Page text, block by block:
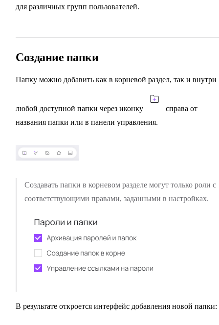
для различных групп пользователей.
Создание папки
Папку можно добавить как в корневой раздел, так и внутри
любой доступной папки через иконку
справа от
названия папки или в панели управления.
Создавать папки в корневом разделе могут только роли с
соответствующими правами, заданными в настройках.
В результате откроется интерфейс добавления новой папки: